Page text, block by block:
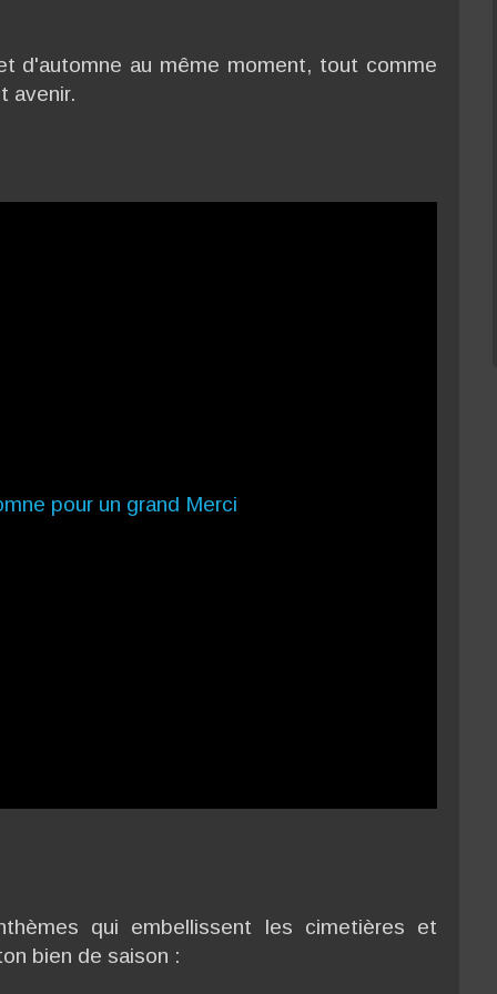
d'automne au même moment, tout comme
avenir.
qui embellissent les cimetières et
bien de saison :